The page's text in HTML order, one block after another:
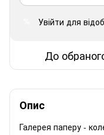
Увійти для
До
Опис
Галерея паперу -